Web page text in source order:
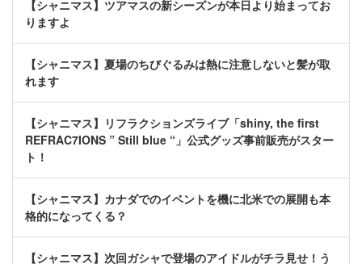
【シャニマス】ツアマスの新シーズンが本日より始まってお
りますよ
【シャニマス】夏場のちびぐるみは熱に注意しないと髪が取
れます
【シャニマス】リフラクションズライブ「shiny, the first
REFRAC7IONS ” Still blue “」公式グッズ事前販売がスター
ト！
【シャニマス】カナダでのイベントを機に北米での展開も本
格的になってくる？
【シャニマス】次回ガシャで登場のアイドルがチラ見せ！う